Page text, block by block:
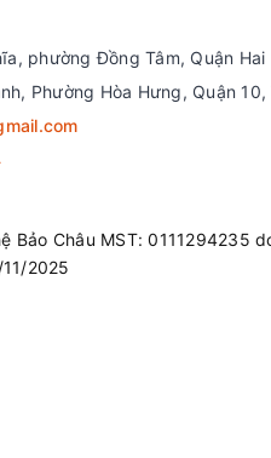
so với nhu cầu làm việc văn
Go có thể cân tốt mọi công
thế hệ mới, dung lượng
phường Đồng Tâm, Quận Hai
Phường Hòa Hưng, Quận 10,
Bảo Châu MST: 0111294235
2025